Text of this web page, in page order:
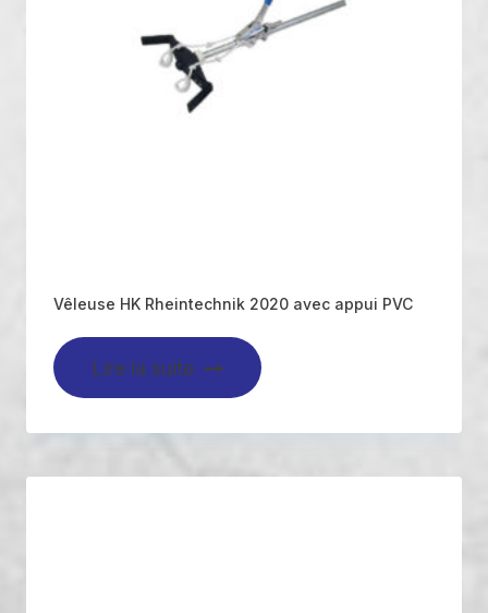
Vêleuse HK Rheintechnik 2020 avec appui PVC
Lire la suite